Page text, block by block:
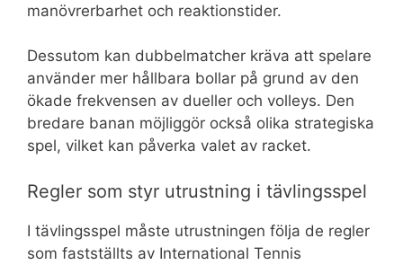
manövrerbarhet och reaktionstider.
Dessutom kan dubbelmatcher kräva att spelare
använder mer hållbara bollar på grund av den
ökade frekvensen av dueller och volleys. Den
bredare banan möjliggör också olika strategiska
spel, vilket kan påverka valet av racket.
Regler som styr utrustning i tävlingsspel
I tävlingsspel måste utrustningen följa de regler
som fastställts av International Tennis